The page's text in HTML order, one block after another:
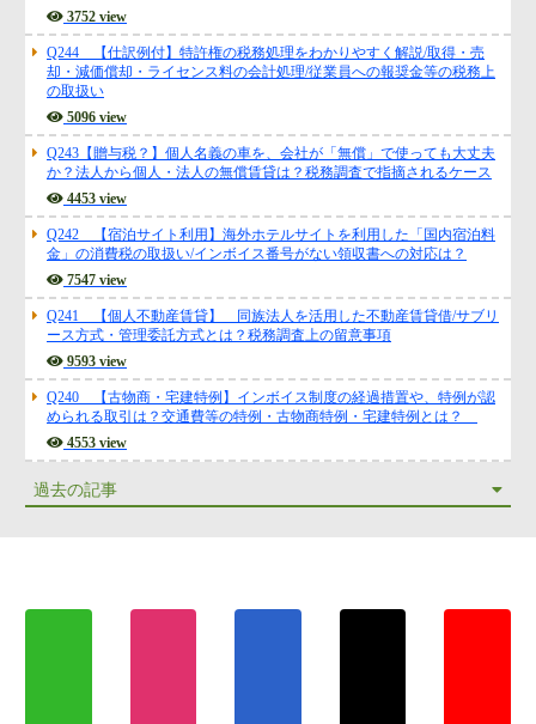
ト
3752 view
Q244 【仕訳例付】特許権の税務処理をわかりやすく解説/取得・売
の取扱い
5096 view
か？法人から個人・法人の無償賃貸は？税務調査で指摘されるケース
4453 view
Q242 【宿泊サイト利用】海外ホテルサイトを利用した「国内宿泊料
金」の消費税の取扱い/インボイス番号がない領収書への対応は？
7547 view
ース方式・管理委託方式とは？税務調査上の留意事項
9593 view
められる取引は？交通費等の特例・古物商特例・宅建特例とは？